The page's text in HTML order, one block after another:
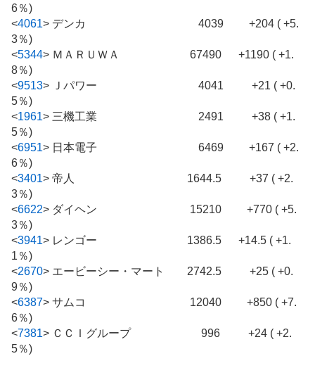
6％)
<4061> デンカ 4039 +204 ( +5.
3％)
<5344> ＭＡＲＵＷＡ 67490 +1190 ( +1.
8％)
<9513> Ｊパワー 4041 +21 ( +0.
5％)
<1961> 三機工業 2491 +38 ( +1.
5％)
<6951> 日本電子 6469 +167 ( +2.
6％)
<3401> 帝人 1644.5 +37 ( +2.
3％)
<6622> ダイヘン 15210 +770 ( +5.
3％)
<3941> レンゴー 1386.5 +14.5 ( +1.
1％)
<2670> エービーシー・マート 2742.5 +25 ( +0.
9％)
<6387> サムコ 12040 +850 ( +7.
6％)
<7381> ＣＣＩグループ 996 +24 ( +2.
5％)